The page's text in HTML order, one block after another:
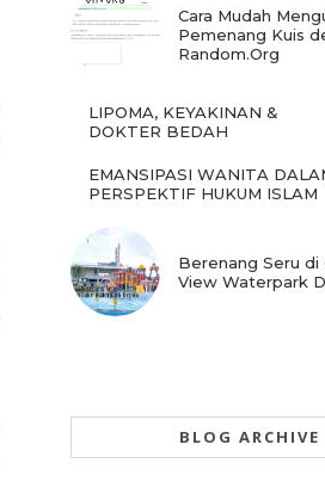
Cara Mudah
Pemenang Kuis
Random.Org
LIPOMA, KEYAKINAN &
DOKTER BEDAH
EMANSIPASI WANITA
PERSPEKTIF HUKUM ISLAM
Berenang Seru di
View Waterpark
BLOG ARCHIVE